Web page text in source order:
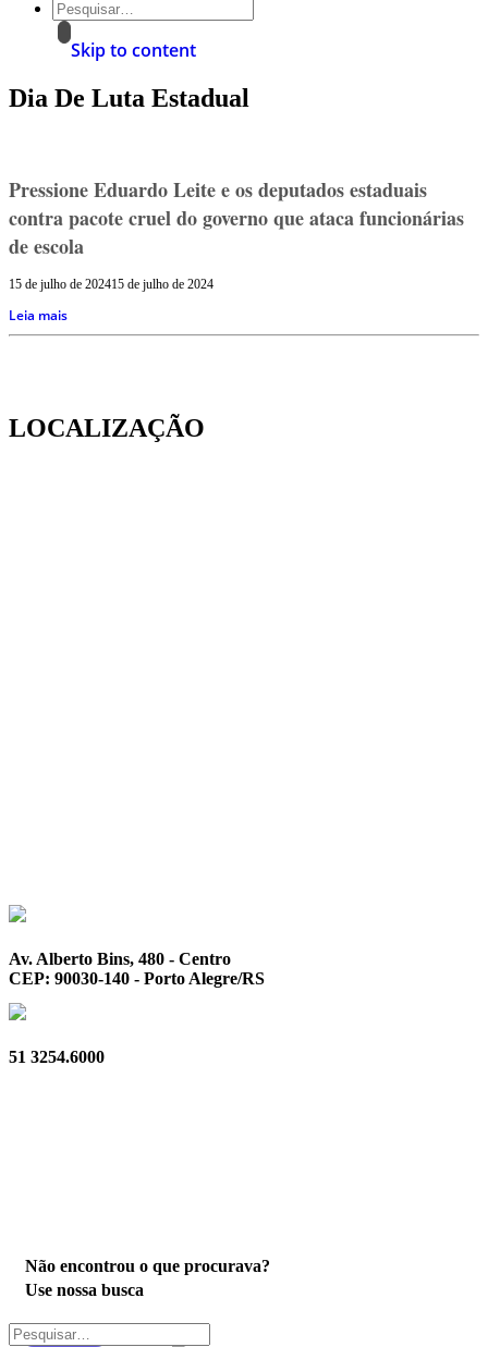
Skip to content
Dia De Luta Estadual
Pressione Eduardo Leite e os deputados estaduais
contra pacote cruel do governo que ataca funcionárias
de escola
15 de julho de 202415 de julho de 2024
Leia mais
LOCALIZAÇÃO
Av. Alberto Bins, 480 - Centro
CEP: 90030-140 - Porto Alegre/RS
51 3254.6000
Não encontrou o que procurava?
Use nossa busca